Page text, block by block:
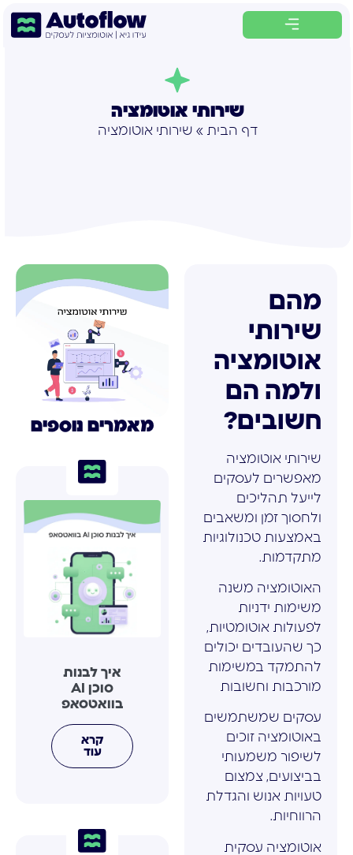
לתוכן
שירותי אוטומציה
דף הבית » שירותי אוטומציה
מהם
שירותי
אוטומציה
ולמה הם
חשובים?
שירותי אוטומציה
מאפשרים לעסקים
לייעל תהליכים
ולחסוך זמן ומשאבים
באמצעות טכנולוגיות
מתקדמות.
האוטומציה משנה
משימות ידניות
לפעולות אוטומטיות,
כך שהעובדים יכולים
להתמקד במשימות
מורכבות וחשובות
עסקים שמשתמשים
באוטומציה זוכים
לשיפור משמעותי
בביצועים, צמצום
טעויות אנוש והגדלת
הרווחיות.
אוטומציה עסקית
מאמרים נוספים
איך לבנות
סוכן AI
בוואטסאפ
קרא
עוד